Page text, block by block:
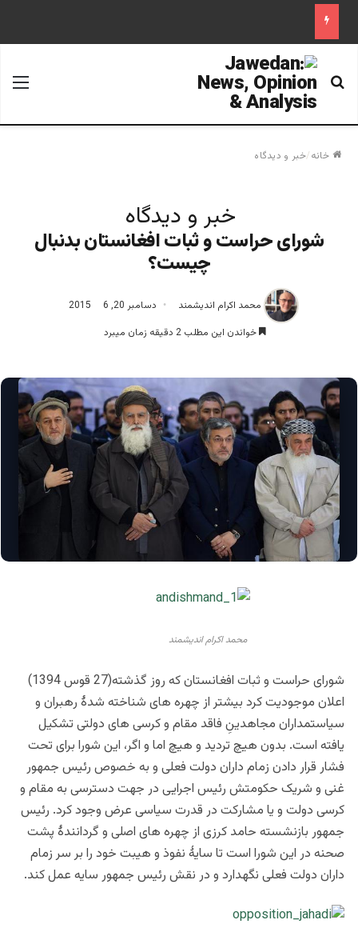
جستجو برای
خانه/خبر و دیدگاه
خبر و دیدگاه
شورای حراست و ثبات افغانستان بدنبال
چیست؟
محمد اکرام اندیشمند دسامبر 20, 2015
6
خواندن این مطلب 2 دقیقه زمان میبرد
محمد اکرام اندیشمند
شورای حراست و ثبات افغانستان که روز گذشته(27 قوس 1394)
اعلان موجودیت کرد بیشتر از چهره های شناخته شدۀ رهبران و
سیاستمداران مجاهدینِ فاقد مقام و کرسی های دولتی تشکیل
یافته است. بدون هیچ تردید و هیچ اما و اگر، این شورا برای تحت
فشار قرار دادن زمام داران دولت فعلی و به خصوص رئیس جمهور
غنی و شریک حکومتش رئیس اجرایی در جهت دسترسی به مقام و
کرسی دولت و یا مشارکت در قدرت سیاسی عرض وجود کرد. رئیس
جمهور بازنشسته حامد کرزی از چهره های اصلی و گردانندۀ پشت
صحنه در این شورا است تا سایۀ نفوذ و هیبت خود را بر سر زمام
داران دولت فعلی نگهدارد و در نقش رئیس جمهور سایه عمل کند.